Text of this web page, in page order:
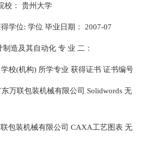
校： 贵州大学
学位: 学位 毕业日期： 2007-07
造及其自动化 专 业 二：
校(机构) 所学专业 获得证书 证书编号
万联包装机械有限公司 Solidwords 无
包装机械有限公司 CAXA工艺图表 无